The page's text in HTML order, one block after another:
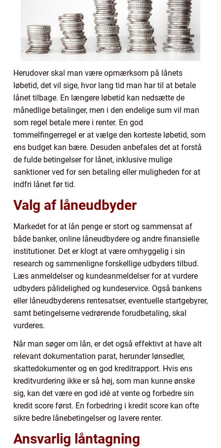
Herudover skal man være opmærksom på lånets
løbetid, det vil sige, hvor lang tid man har til at betale
lånet tilbage. En længere løbetid kan nedsætte de
månedlige betalinger, men i den endelige sum vil man
som regel betale mere i renter. En god
tommelfingerregel er at vælge den korteste løbetid, som
ens budget kan bære. Desuden anbefales det at forstå
de fulde betingelser for lånet, inklusive mulige
sanktioner ved for sen betaling eller muligheden for at
indfri lånet før tid.
Valg af låneudbyder
Markedet for at lån penge er stort og sammensat af
både banker, online låneudbydere og andre finansielle
institutioner. Det er klogt at være omhyggelig i sin
research og sammenligne forskellige udbyders tilbud.
Læs anmeldelser og kundeanmeldelser for at vurdere
udbyders pålidelighed og kundeservice. Også bankens
eller låneudbyderens rentesatser, eventuelle startgebyrer,
samt betingelserne vedrørende forudbetaling, skal
vurderes.
Når man søger om lån, er det også effektivt at have alt
relevant dokumentation parat, herunder lønsedler,
skattedokumenter og en god kreditrapport. Hvis ens
kreditvurdering ikke er så høj, som man kunne ønske
sig, kan det være en god idé at vente og forbedre sin
kredit score først. En forbedring i kredit score kan ofte
sikre bedre lånebetingelser og lavere renter.
Ansvarlig låntagning